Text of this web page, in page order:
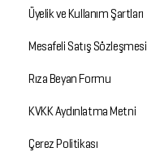
Üyelik ve Kullanım Şartları
Mesafeli Satış Sözleşmesi
Rıza Beyan Formu
KVKK Aydınlatma Metni
Çerez Politikası